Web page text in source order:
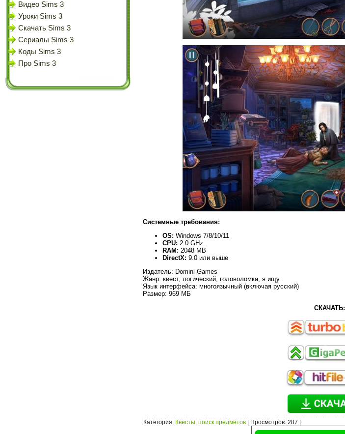
Видео Sims 3
Уроки Sims 3
Скачать Sims 3
Сериалы Sims 3
Коды Sims 3
Про Sims 3
Системные требования:
OS: Windows 7/8/10/11
CPU: 2.0 GHz
RAM: 2048 MB
DirectX: 9.0 или выше
Издатель: Domini Games
Жанр: квест, логический, головоломка, я ищу
Язык интерфейса: многоязычный (включая русский)
Размер: 969 МБ
СКАЧАТЬ:
Категория: Квесты, поиск предметов Просмотров: 287 |